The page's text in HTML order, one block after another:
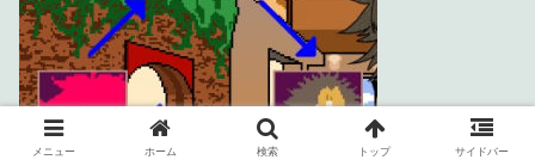
メニュー ホーム 検索 トップ サイドバー